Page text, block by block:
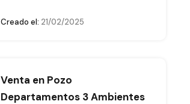
Creado el: 21/02/2025
Venta en Pozo
Departamentos 3 Ambientes